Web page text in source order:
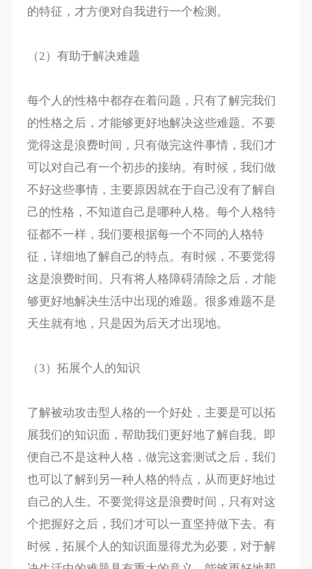
的特征，才方便对自我进行一个检测。
（2）有助于解决难题
每个人的性格中都存在着问题，只有了解完我们
的性格之后，才能够更好地解决这些难题。不要
觉得这是浪费时间，只有做完这件事情，我们才
可以对自己有一个初步的接纳。有时候，我们做
不好这些事情，主要原因就在于自己没有了解自
己的性格，不知道自己是哪种人格。每个人格特
征都不一样，我们要根据每一个不同的人格特
征，详细地了解自己的特点。有时候，不要觉得
这是浪费时间。只有将人格障碍清除之后，才能
够更好地解决生活中出现的难题。很多难题不是
天生就有地，只是因为后天才出现地。
（3）拓展个人的知识
了解被动攻击型人格的一个好处，主要是可以拓
展我们的知识面，帮助我们更好地了解自我。即
便自己不是这种人格，做完这套测试之后，我们
也可以了解到另一种人格的特点，从而更好地过
自己的人生。不要觉得这是浪费时间，只有对这
个把握好之后，我们才可以一直坚持做下去。有
时候，拓展个人的知识面显得尤为必要，对于解